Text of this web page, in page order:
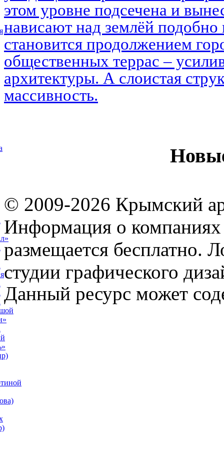
этом уровне подсечена и
нависают над землёй
становится продолжением
общественных террас –
архитектуры. А слоистая
массивность.
© 2009-2026 Крымский
Информация о компаниях
размещается бесплатно.
студии графического
Данный ресурс может